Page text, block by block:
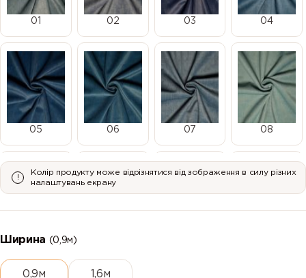
01 02 03 04
05 06 07 08
09
Колір продукту може відрізнятися від зображення в силу різних
налаштувань екрану
Ширина (0,9м)
0,9м 1,6м